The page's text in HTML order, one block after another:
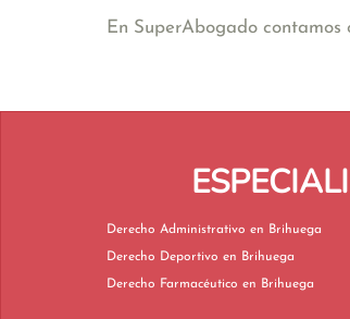
En SuperAbogado
Derecho Administrativo en Brihuega
Derecho Deportivo en Brihuega
Derecho Farmacéutico en Brihuega